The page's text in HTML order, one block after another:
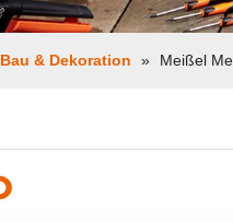
Bau & Dekoration » Meißel